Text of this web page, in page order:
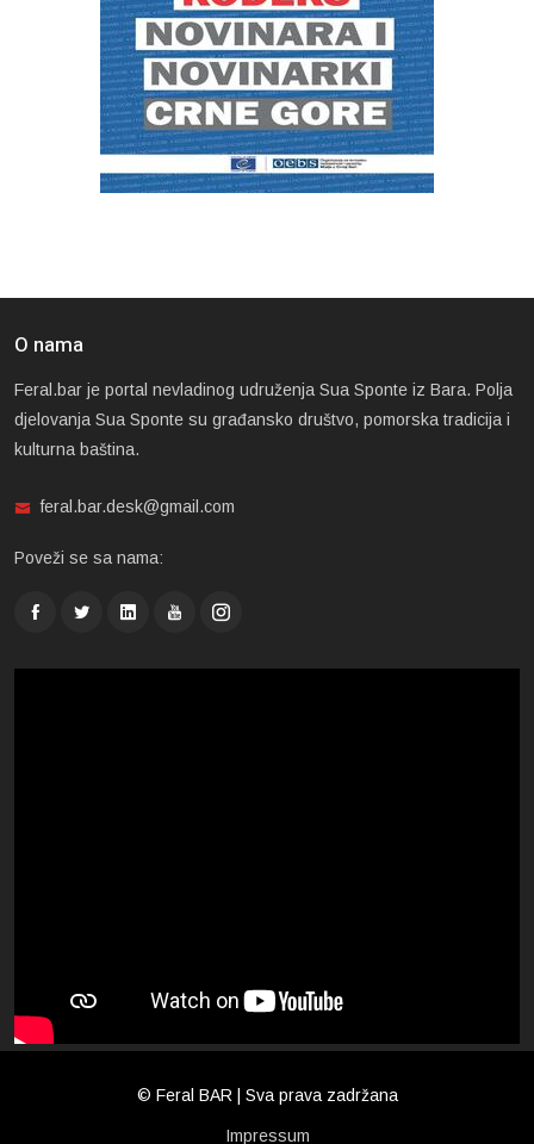
O nama
Feral.bar je portal nevladinog udruženja Sua Sponte iz Bara. Polja
djelovanja Sua Sponte su građansko društvo, pomorska tradicija i
kulturna baština.
feral.bar.desk@gmail.com
Poveži se sa nama:
© Feral BAR | Sva prava zadržana
Impressum